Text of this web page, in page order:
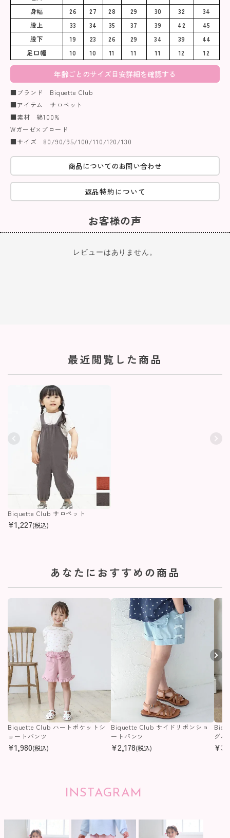
身幅
26 27 28 29 30 32
34
股上
33 34 35 37 39 42
45
股下
19 23 26 29 34 39
44
足口幅
10 10 11 11 11 12 12
年齢ごとのサイズ目安詳細を確認する
■ブランド Biquette Club
■アイテム サロペット
■素材 綿100%
Wガーゼ×ブロード
■サイズ 80/90/95/100/110/120/130
商品についてのお問い合わせ
返品特約について
お客様の声
レビューはありません。
最近閲覧した商品
Biquette Club サロペット
¥1,227(税込)
あなたにおすすめの商品
Biquette Club ハートポケットシ
ョートパンツ
¥1,980(税込)
Biquette Club サイドリボンショ
ートパンツ
¥2,178(税込)
グパ
¥
INSTAGRAM